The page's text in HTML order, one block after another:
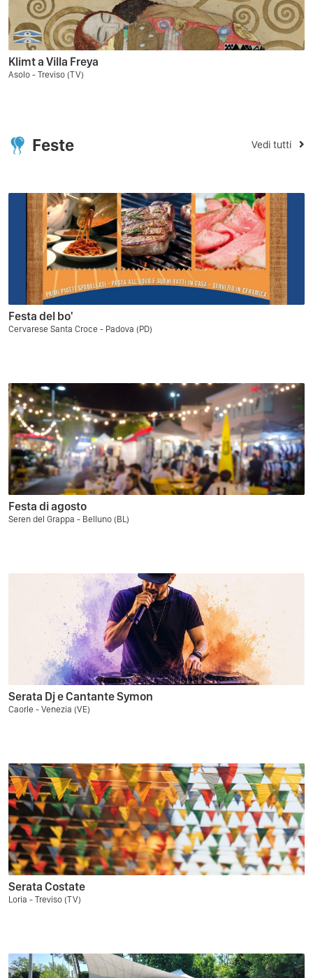
Klimt a Villa Freya
Asolo - Treviso (TV)
Feste Vedi tutti
Festa del bo'
Cervarese Santa Croce - Padova (PD)
Festa di agosto
Seren del Grappa - Belluno (BL)
Serata Dj e Cantante Symon
Caorle - Venezia (VE)
Serata Costate
Loria - Treviso (TV)